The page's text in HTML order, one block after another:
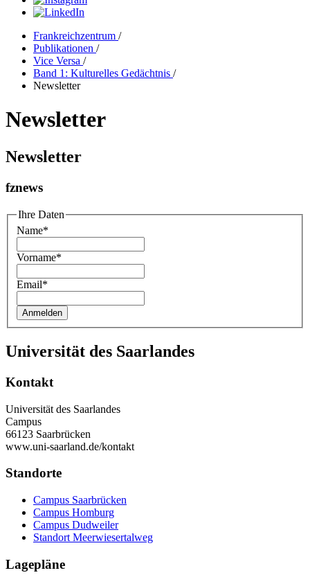
Frankreichzentrum /
Publikationen /
Vice Versa /
Band 1: Kulturelles Gedächtnis /
Newsletter
Newsletter
Newsletter
fznews
Ihre Daten
Name*
Vorname*
Email*
Universität des Saarlandes
Kontakt
Universität des Saarlandes
Campus
66123 Saarbrücken
www.uni-saarland.de/kontakt
Standorte
Campus Saarbrücken
Campus Homburg
Campus Dudweiler
Standort Meerwiesertalweg
Lagepläne